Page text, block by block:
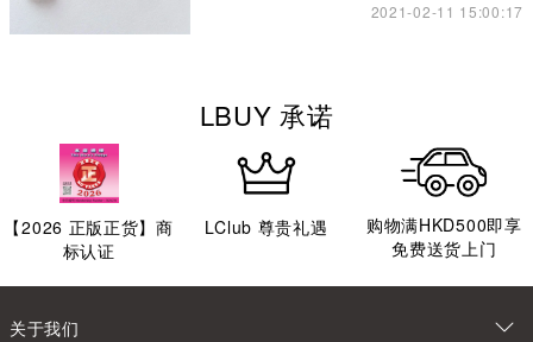
2021-02-11 15:00:17
LBUY 承诺
【2026 正版正货】商
标认证
LClub 尊贵礼遇
购物满HKD500即享
免费送货上门
关于我们